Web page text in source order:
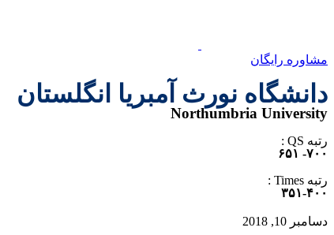
مشاوره رایگان
دانشگاه نورث ‌آمبریا انگلستان
Northumbria University
رتبه QS :
۷۰۰- ۶۵۱
رتبه Times :
۳۵۱-۴۰۰
دسامبر 10, 2018